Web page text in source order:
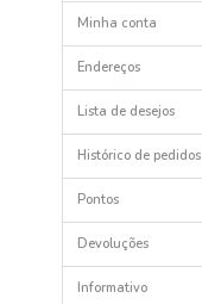
Minha conta
Endereços
Lista de desejos
Histórico de pedidos
Pontos
Devoluções
Informativo